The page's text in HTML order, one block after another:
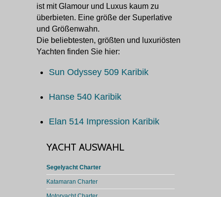
ist mit Glamour und Luxus kaum zu
überbieten. Eine größe der Superlative
und Größenwahn.
Die beliebtesten, größten und luxuriösten
Yachten finden Sie hier:
Sun Odyssey 509 Karibik
Hanse 540 Karibik
Elan 514 Impression Karibik
YACHT AUSWAHL
Segelyacht Charter
Katamaran Charter